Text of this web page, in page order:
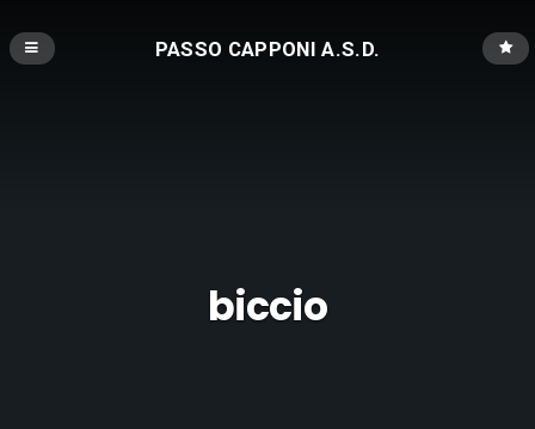
PASSO CAPPONI A.S.D.
biccio